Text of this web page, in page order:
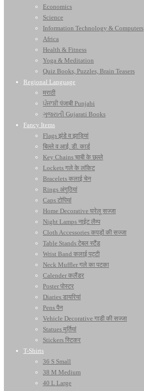
Economics
Science
Information Technology & Computers
Africa
Health & Fitness
Yoga & Meditation
Quiz Books, Puzzles, Brain Teasers
Regional Language
मराठी
ਪੰਜਾਬੀ पंजाबी Punjabi
ગુજરાતી Gujarati Books
Fancy Items
Flags झंडे व झाड़ियां
बिल्ले व आई. डी. कार्ड
Key Chains चाबी के छल्ले
Lockets गले के लॉकेट
Bracelets कलाई चेन
Rings अंगूठियां
Caps टोपियां
Home Decorative घरेलू सज्जा
Night Lamps नाईट लैम्प
Cloth Accessories कपड़ों की सज्जा
Table Stands टेबल स्टैंड
Wrist Band कलाई पट्टी
Neck Muffler गले का पटका
Calender कलैंडर
Poster पोस्टर
Diaries डायरियां
Pens पैन
Vehicle Decorative गाडी की सज्जा
Statues मूर्तियां
Stickers स्टिकर
T-Shirts
36 S Small
38 M Medium
40 L Large